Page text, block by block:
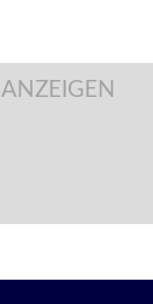
ANZEIGEN